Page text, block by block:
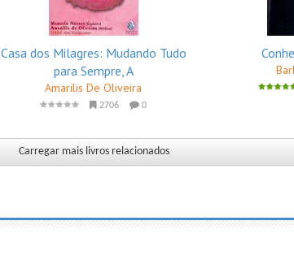
Casa dos Milagres: Mudando Tudo
para Sempre, A
Amarilis De Oliveira
2706 0
Carregar mais livros relacionados